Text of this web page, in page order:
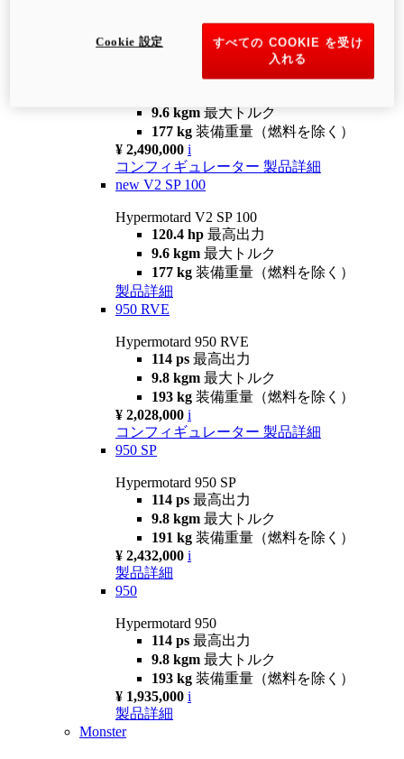
コンフィギュレーター 製品詳細
newV2 SP
Hypermotard V2 SP
9.6 kgm 最大トルク
177 kg 装備重量（燃料を除く）
¥ 2,490,000 i
コンフィギュレーター 製品詳細
new V2 SP 100
Hypermotard V2 SP 100
120.4 hp 最高出力
9.6 kgm 最大トルク
177 kg 装備重量（燃料を除く）
製品詳細
950 RVE
Hypermotard 950 RVE
114 ps 最高出力
9.8 kgm 最大トルク
193 kg 装備重量（燃料を除く）
¥ 2,028,000 i
コンフィギュレーター 製品詳細
950 SP
Hypermotard 950 SP
114 ps 最高出力
9.8 kgm 最大トルク
191 kg 装備重量（燃料を除く）
¥ 2,432,000 i
製品詳細
950
Hypermotard 950
114 ps 最高出力
9.8 kgm 最大トルク
193 kg 装備重量（燃料を除く）
¥ 1,935,000 i
製品詳細
Monster
すべての COOKIE を受け
入れる
Cookie 設定